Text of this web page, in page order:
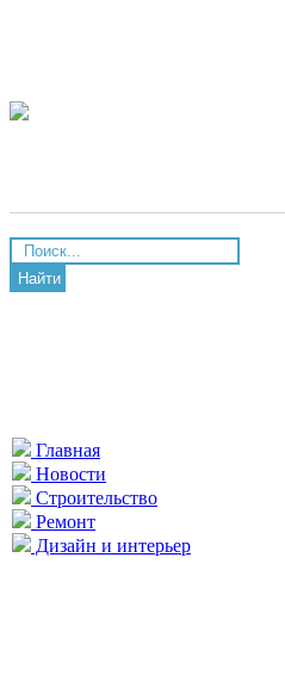
Найти
Главная
Новости
Строительство
Ремонт
Дизайн и интерьер